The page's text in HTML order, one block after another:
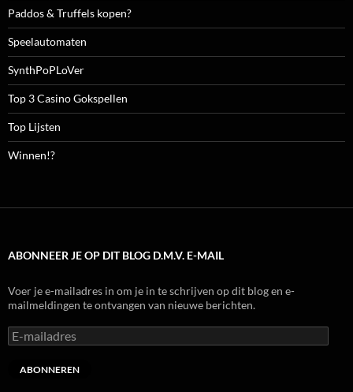
Paddos & Truffels kopen?
Speelautomaten
SynthPoPLoVer
Top 3 Casino Gokspellen
Top Lijsten
Winnen!?
ABONNEER JE OP DIT BLOG D.M.V. E-MAIL
Voer je e-mailadres in om je in te schrijven op dit blog en e-
mailmeldingen te ontvangen van nieuwe berichten.
E-
mailadres
ABONNEREN